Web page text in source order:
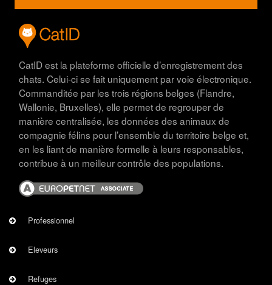
CatID est la plateforme officielle d’enregistrement des
chats. Celui-ci se fait uniquement par voie électronique.
Commanditée par les trois régions belges (Flandre,
Wallonie, Bruxelles), elle permet de regrouper de
manière centralisée, les données des animaux de
compagnie félins pour l’ensemble du territoire belge et,
en les liant de manière formelle à leurs responsables,
contribue à un meilleur contrôle des populations.
Image
Professionnel
Eleveurs
Refuges